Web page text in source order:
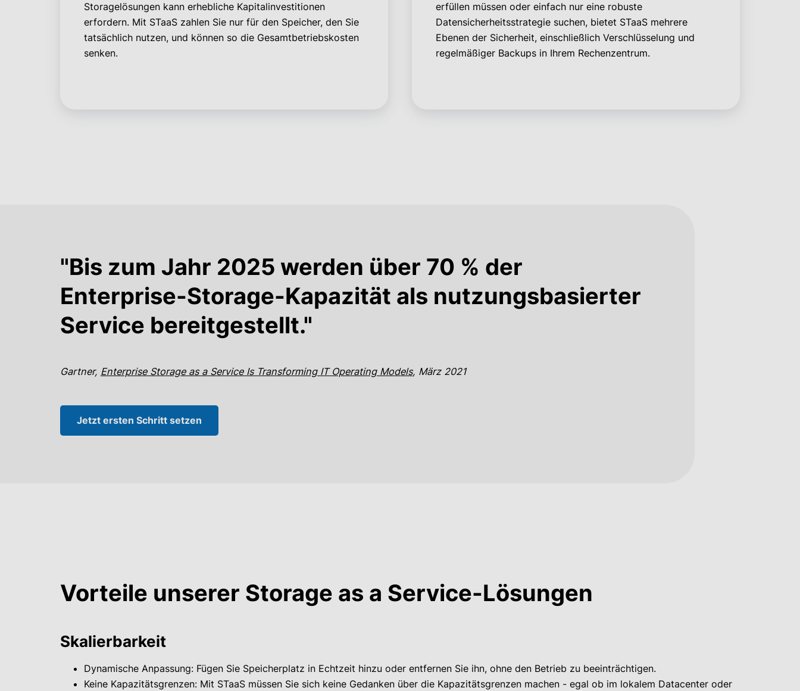
Storagelösungen kann erhebliche Kapitalinvestitionen
erfordern. Mit STaaS zahlen Sie nur für den Speicher, den Sie
tatsächlich nutzen, und können so die Gesamtbetriebskosten
senken.
erfüllen müssen oder einfach nur eine robuste
Datensicherheitsstrategie suchen, bietet STaaS mehrere
Ebenen der Sicherheit, einschließlich Verschlüsselung und
regelmäßiger Backups in Ihrem Rechenzentrum.
"Bis zum Jahr 2025 werden über 70 % der
Enterprise-Storage-Kapazität als nutzungsbasierter
Service bereitgestellt."
Gartner, Enterprise Storage as a Service Is Transforming IT Operating Models, März 2021
Jetzt ersten Schritt setzen
Vorteile unserer Storage as a Service-Lösungen
Skalierbarkeit
Dynamische Anpassung: Fügen Sie Speicherplatz in Echtzeit hinzu oder entfernen Sie ihn, ohne den Betrieb zu beeinträchtigen.
Keine Kapazitätsgrenzen: Mit STaaS müssen Sie sich keine Gedanken über die Kapazitätsgrenzen machen - egal ob im lokalem Datacenter oder